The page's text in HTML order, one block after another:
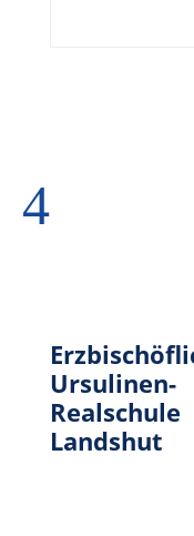
4
Ursulinen-
Realschule
Landshut